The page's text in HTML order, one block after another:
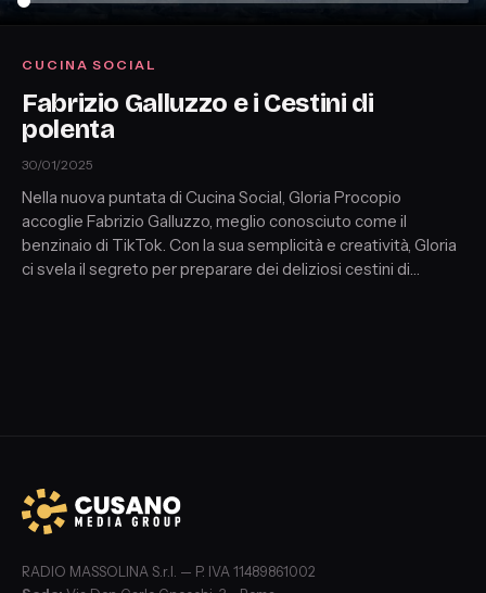
CUCINA SOCIAL
Fabrizio Galluzzo e i Cestini di
polenta
30/01/2025
Nella nuova puntata di Cucina Social, Gloria Procopio
accoglie Fabrizio Galluzzo, meglio conosciuto come il
benzinaio di TikTok. Con la sua semplicità e creatività, Gloria
ci svela il segreto per preparare dei deliziosi cestini di
RADIO MASSOLINA S.r.l. — P. IVA 11489861002